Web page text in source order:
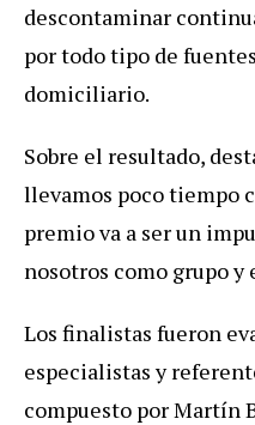
descontaminar
por todo tipo de
domiciliario.
Sobre el resultado,
llevamos poco tiempo
premio va a ser un
nosotros como grupo y
Los finalistas fueron
especialistas y
compuesto por Martín